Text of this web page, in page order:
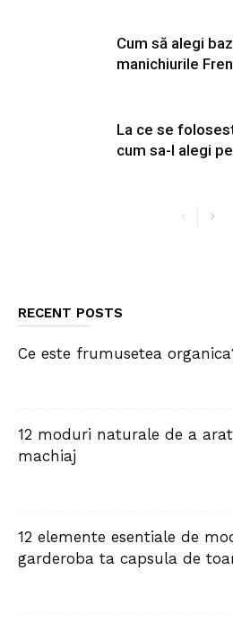
Cum să alegi
manichiurile
La ce se
cum sa-l alegi
RECENT POSTS
Ce este frumusetea
12 moduri naturale de a
machiaj
12 elemente esentiale de
garderoba ta capsula de